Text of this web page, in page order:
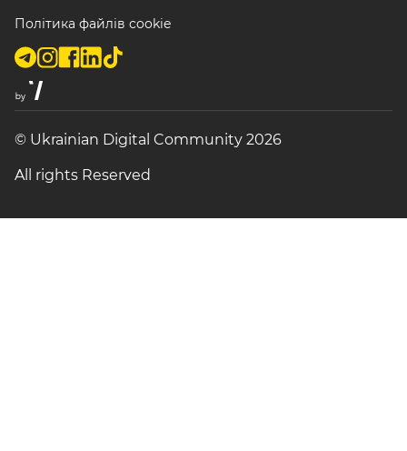
Політика файлів cookie
© Ukrainian Digital Community 2026
All rights Reserved